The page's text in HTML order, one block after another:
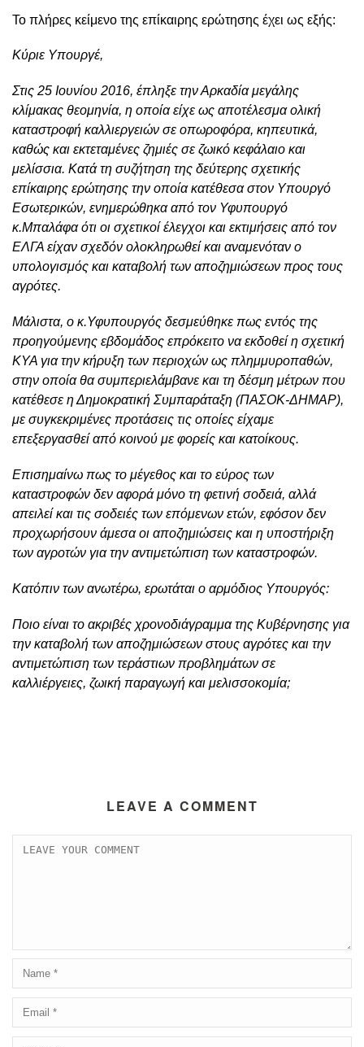
Το πλήρες κείμενο της επίκαιρης ερώτησης έχει ως εξής:
Κύριε Υπουργέ,
Στις 25 Ιουνίου 2016, έπληξε την Αρκαδία μεγάλης
κλίμακας θεομηνία, η οποία είχε ως αποτέλεσμα ολική
καταστροφή καλλιεργειών σε οπωροφόρα, κηπευτικά,
καθώς και εκτεταμένες ζημιές σε ζωικό κεφάλαιο και
μελίσσια. Κατά τη συζήτηση της δεύτερης σχετικής
επίκαιρης ερώτησης την οποία κατέθεσα στον Υπουργό
Εσωτερικών, ενημερώθηκα από τον Υφυπουργό
κ.Μπαλάφα ότι οι σχετικοί έλεγχοι και εκτιμήσεις από τον
ΕΛΓΑ είχαν σχεδόν ολοκληρωθεί και αναμενόταν ο
υπολογισμός και καταβολή των αποζημιώσεων προς τους
αγρότες.
Μάλιστα, ο κ.Υφυπουργός δεσμεύθηκε πως εντός της
προηγούμενης εβδομάδος επρόκειτο να εκδοθεί η σχετική
ΚΥΑ για την κήρυξη των περιοχών ως πλημμυροπαθών,
στην οποία θα συμπεριελάμβανε και τη δέσμη μέτρων που
κατέθεσε η Δημοκρατική Συμπαράταξη (ΠΑΣΟΚ-ΔΗΜΑΡ),
με συγκεκριμένες προτάσεις τις οποίες είχαμε
επεξεργασθεί από κοινού με φορείς και κατοίκους.
Επισημαίνω πως το μέγεθος και το εύρος των
καταστροφών δεν αφορά μόνο τη φετινή σοδειά, αλλά
απειλεί και τις σοδειές των επόμενων ετών, εφόσον δεν
προχωρήσουν άμεσα οι αποζημιώσεις και η υποστήριξη
των αγροτών για την αντιμετώπιση των καταστροφών.
Κατόπιν των ανωτέρω, ερωτάται ο αρμόδιος Υπουργός:
Ποιο είναι το ακριβές χρονοδιάγραμμα της Κυβέρνησης για
την καταβολή των αποζημιώσεων στους αγρότες και την
αντιμετώπιση των τεράστιων προβλημάτων σε
καλλιέργειες, ζωική παραγωγή και μελισσοκομία;
LEAVE A COMMENT